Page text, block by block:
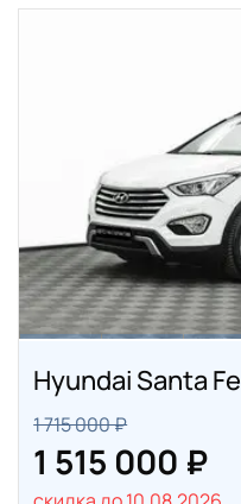
Hyundai Santa Fe
1 715 000 ₽
1 515 000 ₽